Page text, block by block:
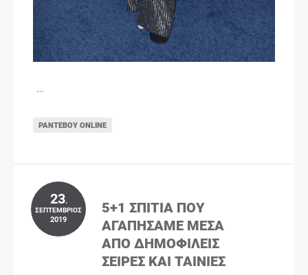
…
ΡΑΝΤΕΒΟΎ ONLINE
23.
ΣΕΠΤΈΜΒΡΙΟΣ
2019
5+1 ΣΠΊΤΙΑ ΠΟΥ
ΑΓΑΠΉΣΑΜΕ ΜΈΣΑ
ΑΠΌ ΔΗΜΟΦΙΛΕΊΣ
ΣΕΙΡΈΣ ΚΑΙ ΤΑΙΝΊΕΣ